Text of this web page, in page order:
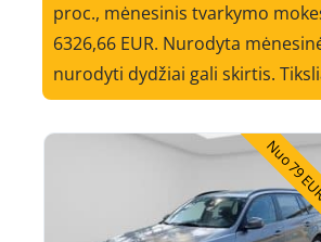
proc., mėnesinis tvarkymo
6326,66 EUR. Nurodyta
nurodyti dydžiai gali skirtis.
Nuo 79